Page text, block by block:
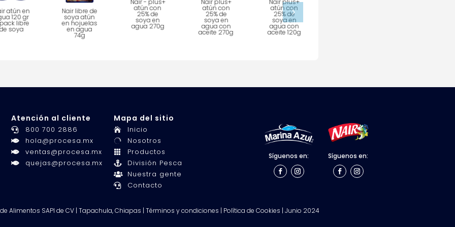
atún en
120 gr
libre
soya
Nair libre de
soya atún
en hojuelas
en agua
74g
atún con
25% de
soya en
agua 270g
atún con
25% de
soya en
agua con
aceite 270g
atún con
25% de
soya en
agua con
aceite 120g
5
Atención al cliente
 800 700 2886
 hola@procesa.mx
 ventas@procesa.mx
 quejas@procesa.mx
Mapa del sitio
 Inicio
 Nosotros
 Productos
 División Pesca
 Nuestra gente
 Contacto
Síguenos en: Síguenos en:
Alimentos SAPI de CV | Tapachula, Chiapas | Términos y condiciones | Política de Cookies | Junio 2024